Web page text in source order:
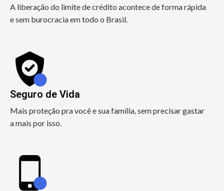
A liberação do limite de crédito acontece de forma rápida
e sem burocracia em todo o Brasil.
Seguro de Vida
Mais proteção pra você e sua família, sem precisar gastar
a mais por isso.